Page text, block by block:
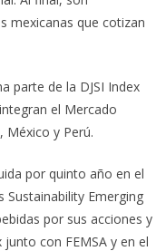
mexicanas que cotizan
parte de la DJSI Index
el Mercado
México y Perú.
por quinto año en el
Sustainability Emerging
por sus acciones y
con FEMSA y en el